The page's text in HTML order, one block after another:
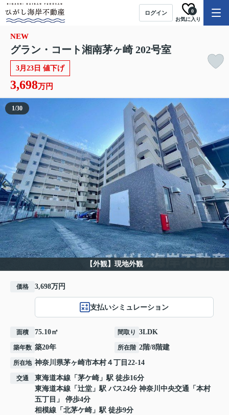
ログイン
お気に入り
0
NEW
グラン・コート湘南茅ヶ崎 202号室
3月23日 値下げ
3,698万円
【外観】現地外観
1/30
価格 3,698万円
支払いシミュレーション
面積 75.10㎡ 間取り 3LDK
築年数 築20年 所在階 2階/8階建
所在地 神奈川県茅ヶ崎市本村４丁目22-14
交通 東海道本線 「 茅ケ崎 」駅 徒歩16分
東海道本線 「 辻堂 」駅 バス24分 神奈川中央交通「本村
五丁目」 停歩4分
相模線 「 北茅ケ崎 」駅 徒歩9分